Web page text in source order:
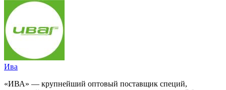
Ива
«ИВА» — крупнейший оптовый поставщик специй,